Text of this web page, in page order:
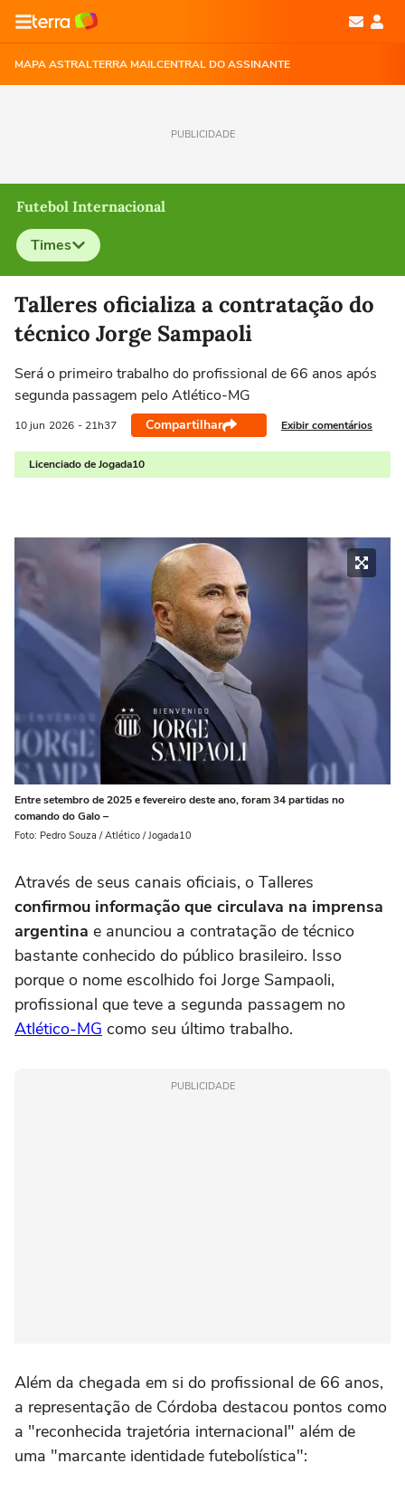
MAPA ASTRALTERRA MAILCENTRAL DO ASSINANTE
PUBLICIDADE
Futebol Internacional
Times
Selecione o time para ver as notícias
Talleres oficializa a contratação do
técnico Jorge Sampaoli
Será o primeiro trabalho do profissional de 66 anos após
segunda passagem pelo Atlético-MG
10 jun 2026 - 21h37 Compartilhar Exibir comentários
Licenciado de Jogada10
Entre setembro de 2025 e fevereiro deste ano, foram 34 partidas no
comando do Galo –
Foto: Pedro Souza / Atlético / Jogada10
Através de seus canais oficiais, o Talleres
confirmou informação que circulava na imprensa
argentina e anunciou a contratação de técnico
bastante conhecido do público brasileiro. Isso
porque o nome escolhido foi Jorge Sampaoli,
profissional que teve a segunda passagem no
Atlético-MG como seu último trabalho.
PUBLICIDADE
Além da chegada em si do profissional de 66 anos,
a representação de Córdoba destacou pontos como
a "reconhecida trajetória internacional" além de
uma "marcante identidade futebolística":